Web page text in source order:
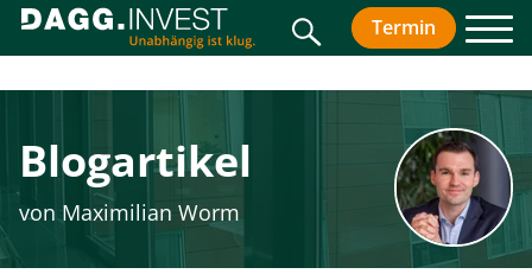
SucheTermin
Blogartikel
von Maximilian Worm